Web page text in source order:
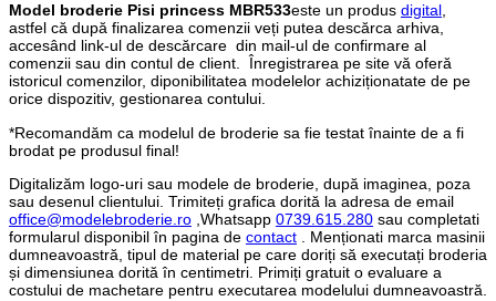
Model broderie Pisi princess MBR533este un produs digital,
astfel că după finalizarea comenzii veți putea descărca arhiva,
accesând link-ul de descărcare din mail-ul de confirmare al
comenzii sau din contul de client. Înregistrarea pe site vă oferă
istoricul comenzilor, diponibilitatea modelelor achiziționatate de pe
orice dispozitiv, gestionarea contului.
*Recomandăm ca modelul de broderie sa fie testat înainte de a fi
brodat pe produsul final!
Digitalizăm logo-uri sau modele de broderie, după imaginea, poza
sau desenul clientului. Trimiteți grafica dorită la adresa de email
office@modelebroderie.ro ,Whatsapp 0739.615.280 sau completati
formularul disponibil în pagina de contact . Menționati marca masinii
dumneavoastră, tipul de material pe care doriți să executați broderia
și dimensiunea dorită în centimetri. Primiți gratuit o evaluare a
costului de machetare pentru executarea modelului dumneavoastră.